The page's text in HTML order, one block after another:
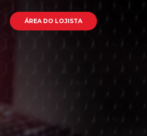
ÁREA DO LOJISTA